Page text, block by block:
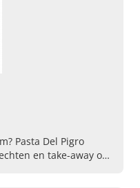
Pasta Del Pigro
en take-away op